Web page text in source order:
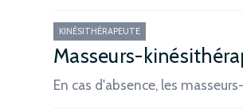
KINÉSITHÉRAPEUTE
Masseurs-
En cas d'absence, les